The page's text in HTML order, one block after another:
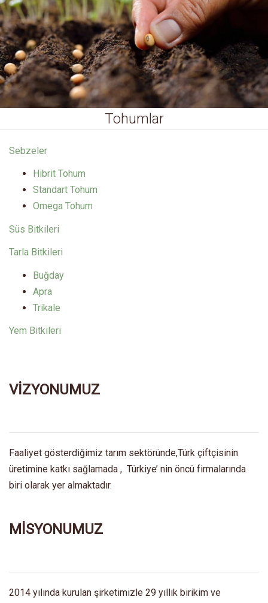
Tohumlar
Sebzeler
Hibrit Tohum
Standart Tohum
Omega Tohum
Süs Bitkileri
Tarla Bitkileri
Buğday
Apra
Trikale
Yem Bitkileri
VİZYONUMUZ
Faaliyet gösterdiğimiz tarım sektöründe,Türk çiftçisinin
üretimine katkı sağlamada , Türkiye’ nin öncü firmalarında
biri olarak yer almaktadır.
MİSYONUMUZ
2014 yılında kurulan şirketimizle 29 yıllık birikim ve